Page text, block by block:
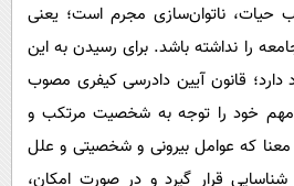
حیات، ناتوان‌سازی مجرم است؛ یعنی
را نداشته باشد. برای رسیدن به این
قانون آیین دادرسی کیفری مصوب
اهداف مهم خود را توجه به شخصیت مرتکب و
معنا که عوامل بیرونی و شخصیتی و علل
قرار گیرد و در صورت امکان،